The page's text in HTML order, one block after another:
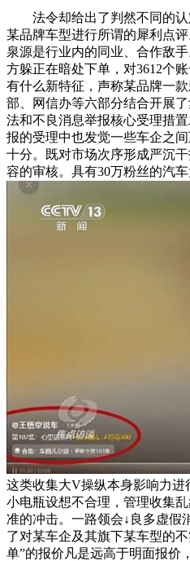
法令却给出了判然不同的认
某品牌车型进行所谓的犀利点
泉源是行业内的同业、合作敌
方躲正在暗处下单，对3612个
有什么新特征，声称某品牌一
部、网信办等六部分结合开展
法和不良消息举报核心受理措
报的受理中也发觉一些车企之
十分。既对市场次序形成严沉
容的审核。具有30万粉丝的汽车
这类收集大V操纵本身影响力
小电瓶设想不合理，管理收集
准的冲击。一路领会↓良多虚假
了对某车企及其旗下某车型的
单”的报价凡是远高于明面报价